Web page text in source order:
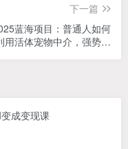
下一篇
蓝海项目：普通人如何
用活体宠物中介，强势翻
成变现课